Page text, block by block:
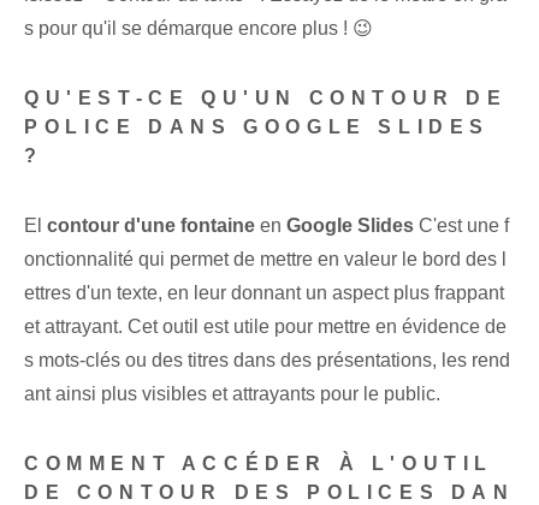
s pour qu'il se démarque encore plus ! 😉 ⁢
QU'EST-CE QU'UN CONTOUR DE
POLICE DANS GOOGLE SLIDES
?
El contour‌ d'une fontaine en Google Slides C'est une f
onctionnalité qui permet de mettre en valeur le bord des l
ettres d'un texte, en leur donnant un aspect plus frappant
et attrayant. Cet outil est utile pour mettre en évidence de
s mots-clés ou des titres dans des présentations, les rend
ant ainsi plus visibles et attrayants pour le public.
COMMENT ACCÉDER À L'OUTIL
DE CONTOUR DES POLICES DAN